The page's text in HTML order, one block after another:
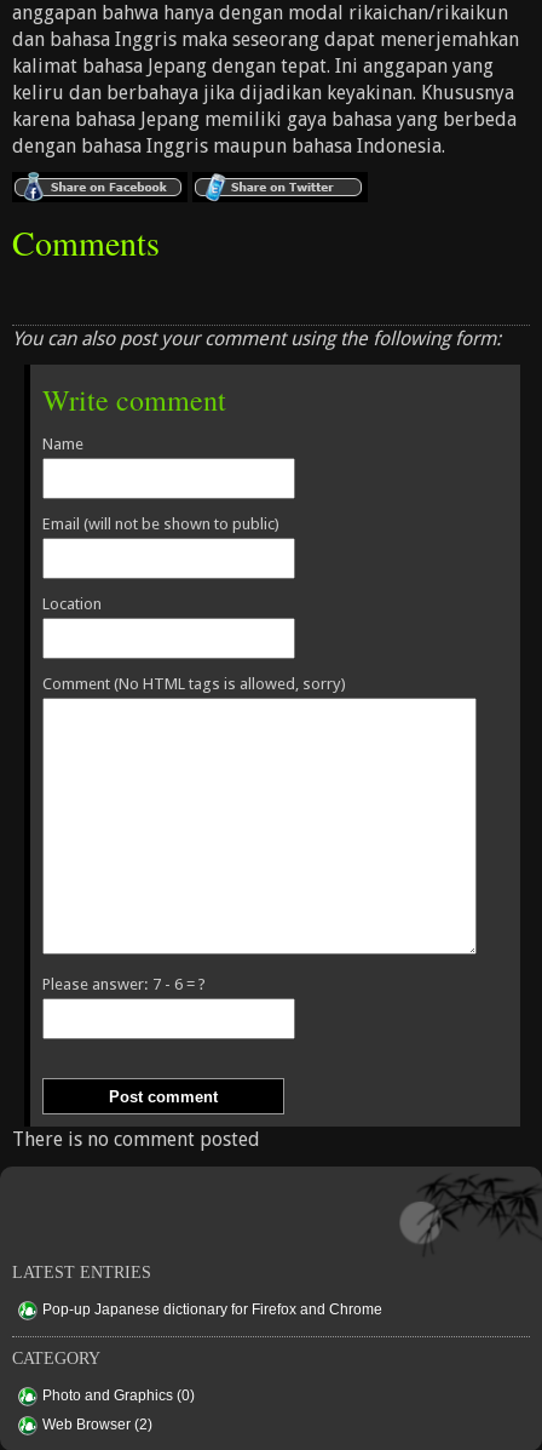
anggapan bahwa hanya dengan modal rikaichan/rikaikun
dan bahasa Inggris maka seseorang dapat menerjemahkan
kalimat bahasa Jepang dengan tepat. Ini anggapan yang
keliru dan berbahaya jika dijadikan keyakinan. Khususnya
karena bahasa Jepang memiliki gaya bahasa yang berbeda
dengan bahasa Inggris maupun bahasa Indonesia.
Comments
You can also post your comment using the following form:
Write comment
Name
Email (will not be shown to public)
Location
Comment (No HTML tags is allowed, sorry)
Please answer: 7 - 6 = ?
There is no comment posted
LATEST ENTRIES
Pop-up Japanese dictionary for Firefox and Chrome
CATEGORY
Photo and Graphics (0)
Web Browser (2)